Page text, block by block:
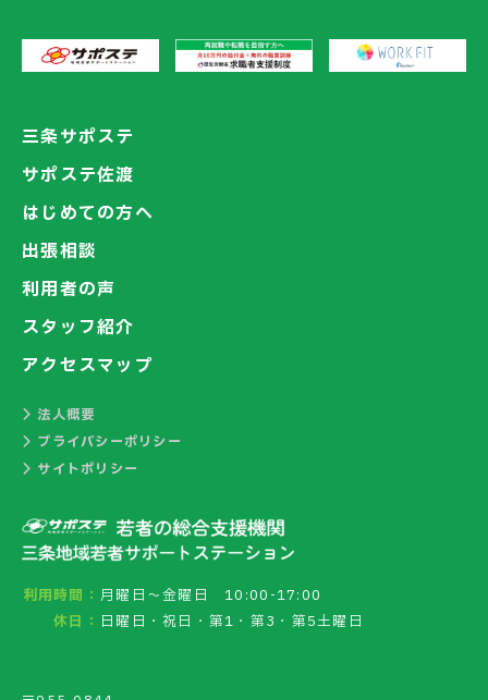
利用時間： 月曜日～金曜日 10:00-17:00
休日： 日曜日・祝日・第1・第3・第5土曜日
三条サポステ
サポステ佐渡
はじめての方へ
出張相談
利用者の声
スタッフ紹介
アクセスマップ
法人概要
プライバシーポリシー
サイトポリシー